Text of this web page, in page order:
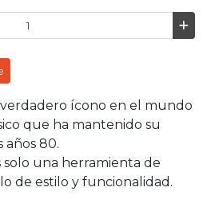
ícono en el mundo
que ha mantenido su
años 80.
solo una herramienta de
de estilo y funcionalidad.